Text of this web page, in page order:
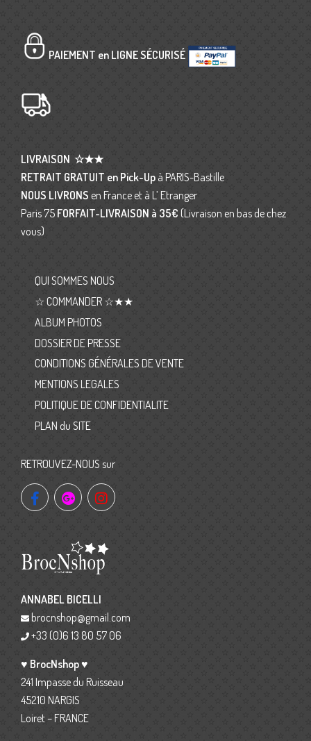
PAIEMENT en LIGNE SÉCURISÉ
LIVRAISON ☆★★
RETRAIT GRATUIT en Pick-Up à PARIS-Bastille
NOUS LIVRONS en France et à L’ Etranger
Paris 75 FORFAIT-LIVRAISON à 35€ (Livraison en bas de chez
vous)
QUI SOMMES NOUS
☆ COMMANDER ☆★★
ALBUM PHOTOS
DOSSIER DE PRESSE
CONDITIONS GÉNÉRALES DE VENTE
MENTIONS LEGALES
POLITIQUE DE CONFIDENTIALITE
PLAN du SITE
RETROUVEZ-NOUS sur
ANNABEL BICELLI
brocnshop@gmail.com
+33 (0)6 13 80 57 06
♥ BrocNshop ♥
241 Impasse du Ruisseau
45210 NARGIS
Loiret – FRANCE